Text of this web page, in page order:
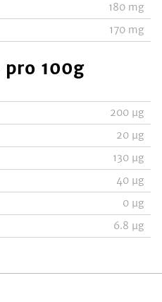
180 mg
170 mg
pro 100g
200 µg
20 µg
130 µg
40 µg
0 µg
6.8 µg